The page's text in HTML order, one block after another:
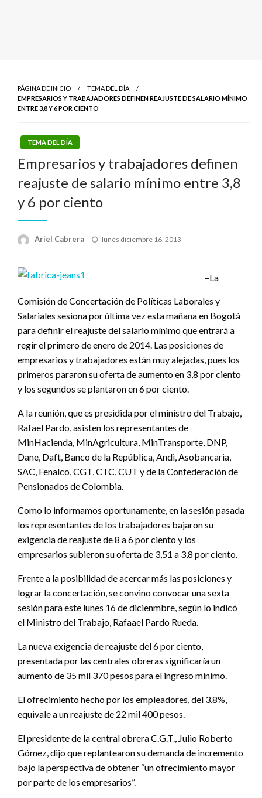
PÁGINA DE INICIO
TEMA DEL DÍA
EMPRESARIOS Y TRABAJADORES DEFINEN REAJUSTE DE SALARIO MÍNIMO
ENTRE 3,8 Y 6 POR CIENTO
TEMA DEL DÍA
Empresarios y trabajadores definen
reajuste de salario mínimo entre 3,8
y 6 por ciento
Ariel Cabrera
Publicado
lunes diciembre 16, 2013
–La
Comisión de Concertación de Políticas Laborales y
Salariales sesiona por última vez esta mañana en Bogotá
para definir el reajuste del salario mínimo que entrará a
regir el primero de enero de 2014. Las posiciones de
empresarios y trabajadores están muy alejadas, pues los
primeros pararon su oferta de aumento en 3,8 por ciento
y los segundos se plantaron en 6 por ciento.
A la reunión, que es presidida por el ministro del Trabajo,
Rafael Pardo, asisten los representantes de
MinHacienda, MinAgricultura, MinTransporte, DNP,
Dane, Daft, Banco de la República, Andi, Asobancaria,
SAC, Fenalco, CGT, CTC, CUT y de la Confederación de
Pensionados de Colombia.
Como lo informamos oportunamente, en la sesión pasada
los representantes de los trabajadores bajaron su
exigencia de reajuste de 8 a 6 por ciento y los
empresarios subieron su oferta de 3,51 a 3,8 por ciento.
Frente a la posibilidad de acercar más las posiciones y
lograr la concertación, se convino convocar una sexta
sesión para este lunes 16 de dicienmbre, según lo indicó
el Ministro del Trabajo, Rafaael Pardo Rueda.
La nueva exigencia de reajuste del 6 por ciento,
presentada por las centrales obreras significaría un
aumento de 35 mil 370 pesos para el ingreso mínimo.
El ofrecimiento hecho por los empleadores, del 3,8%,
equivale a un reajuste de 22 mil 400 pesos.
El presidente de la central obrera C.G.T., Julio Roberto
Gómez, dijo que replantearon su demanda de incremento
bajo la perspectiva de obtener “un ofrecimiento mayor
por parte de los empresarios”.